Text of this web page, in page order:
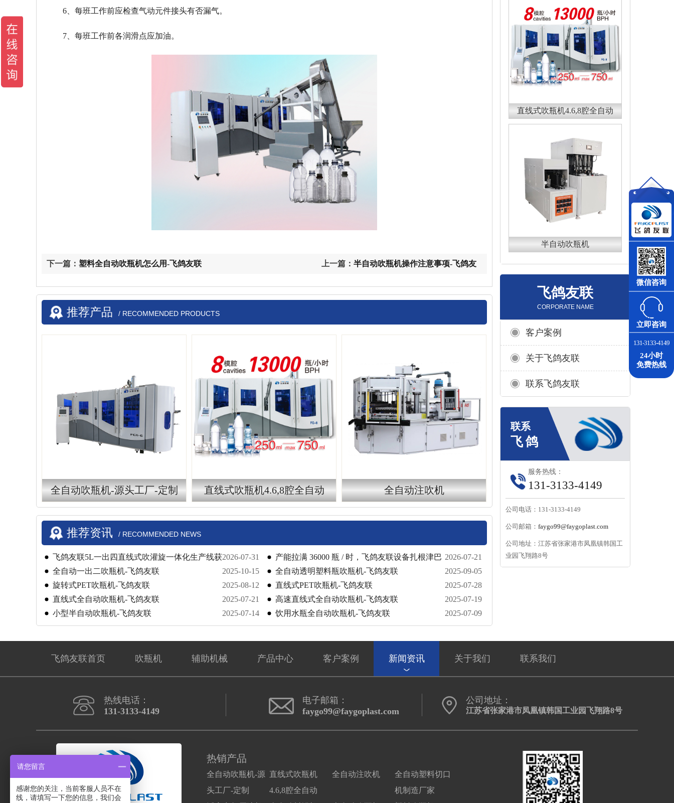
6、每班工作前应检查气动元件接头有否漏气。
7、每班工作前各润滑点应加油。
上一篇： 半自动吹瓶机操作注意事项-飞鸽友
下一篇： 塑料全自动吹瓶机怎么用-飞鸽友联
推荐产品 / RECOMMENDED PRODUCTS
全自动吹瓶机-源头工厂-定制 直线式吹瓶机4.6,8腔全自动 全自动注吹机
推荐资讯 / RECOMMENDED NEWS
2026-07-31
飞鸽友联5L一出四直线式吹灌旋一体化生产线获
高度认可
2026-07-21
产能拉满 36000 瓶 / 时，飞鸽友联设备扎根津巴
布韦
2025-10-15
​​全自动一出二吹瓶机-飞鸽友联 2025-09-05
全自动透明塑料瓶吹瓶机-飞鸽友联
2025-08-12
旋转式PET吹瓶机-飞鸽友联 2025-07-28
直线式PET吹瓶机-飞鸽友联
2025-07-21
直线式全自动吹瓶机-飞鸽友联 2025-07-19
高速直线式全自动吹瓶机-飞鸽友联
2025-07-14
小型半自动吹瓶机-飞鸽友联 2025-07-09
饮用水瓶全自动吹瓶机-飞鸽友联
直线式吹瓶机4.6,8腔全自动
半自动吹瓶机
飞鸽友联
CORPORATE NAME
客户案例
关于飞鸽友联
联系飞鸽友联
服务热线：
131-3133-4149
公司电话：131-3133-4149
公司邮箱： faygo99@faygoplast.com
公司地址：江苏省张家港市凤凰镇韩国工
业园飞翔路8号
飞鸽友联首页 吹瓶机 辅助机械 产品中心 客户案例 新闻资讯 关于我们 联系我们
热线电话：
131-3133-4149
电子邮箱：
faygo99@faygoplast.com
公司地址：
江苏省张家港市凤凰镇韩国工业园飞翔路8号
热销产品
全自动吹瓶机-源
头工厂-定制
直线式吹瓶机
4.6,8腔全自动
全自动注吹机
全自动塑料切口
机制造厂家
微信咨询
立即咨询
131-3133-4149
24小时
免费热线
请您留言
感谢您的关注，当前客服人员不在
线，请填写一下您的信息，我们会